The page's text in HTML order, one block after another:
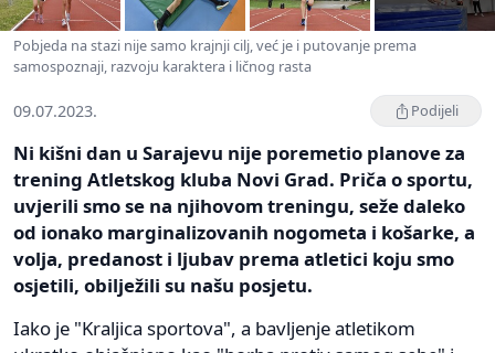
Pobjeda na stazi nije samo krajnji cilj, već je i putovanje prema
samospoznaji, razvoju karaktera i ličnog rasta
09.07.2023. Podijeli
Ni kišni dan u Sarajevu nije poremetio planove za
trening Atletskog kluba Novi Grad. Priča o sportu,
uvjerili smo se na njihovom treningu, seže daleko
od ionako marginalizovanih nogometa i košarke, a
volja, predanost i ljubav prema atletici koju smo
osjetili, obilježili su našu posjetu.
Iako je "Kraljica sportova", a bavljenje atletikom